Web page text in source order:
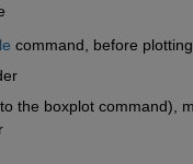
command, before
the boxplot command),